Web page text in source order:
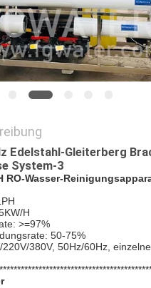
Edelstahl-Gleiterberg
System-3
RO-Wasser-
H
>=97%
50-75%
380V, 50Hz/60Hz,